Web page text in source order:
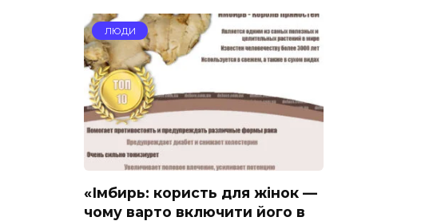
ЛЮДИ
«Імбирь: користь для жінок —
чому варто включити його в